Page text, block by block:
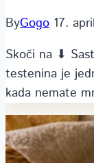
ByGogo 17.
Skoči na ⬇
testenina je
kada nemate